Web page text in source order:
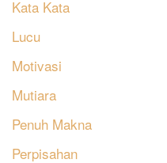
Kata Kata
Lucu
Motivasi
Mutiara
Penuh Makna
Perpisahan